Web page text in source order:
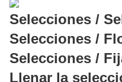
Selecciones /
Selecciones /
Selecciones /
Llenar la